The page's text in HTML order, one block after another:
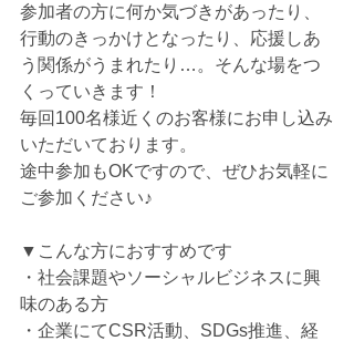
参加者の方に何か気づきがあったり、
行動のきっかけとなったり、応援しあ
う関係がうまれたり…。そんな場をつ
くっていきます！
毎回100名様近くのお客様にお申し込み
いただいております。
途中参加もOKですので、ぜひお気軽に
ご参加ください♪
▼こんな方におすすめです
・社会課題やソーシャルビジネスに興
味のある方
・企業にてCSR活動、SDGs推進、経